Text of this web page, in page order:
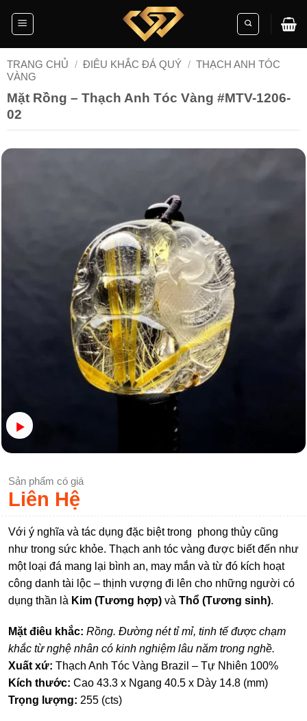
TRANG CHỦ / ĐIÊU KHẮC ĐÁ QUÝ / THẠCH ANH TÓC
VÀNG
Mặt Rồng – Thạch Anh Tóc Vàng #MTV-1206-
02
Sản phẩm có giá
Liên Hệ
Với ý nghĩa và tác dụng đặc biệt trong phong thủy cũng
như trong sức khỏe. Thạch anh tóc vàng được biết đến như
một loại đá mang lại bình an, may mắn và từ đó kích hoạt
công danh tài lộc – thịnh vượng đi lên cho những người có
dụng thần là Kim (Tương hợp) và Thổ (Tương sinh).
Mặt điêu khắc: Rồng. Đường nét tỉ mỉ, tinh tế được chạm
khắc từ nghệ nhân có kinh nghiệm lâu năm trong nghề.
Xuất xứ: Thạch Anh Tóc Vàng Brazil – Tự Nhiên 100%
Kích thước: Cao 43.3 x Ngang 40.5 x Dày 14.8 (mm)
Trọng lượng: 255 (cts)